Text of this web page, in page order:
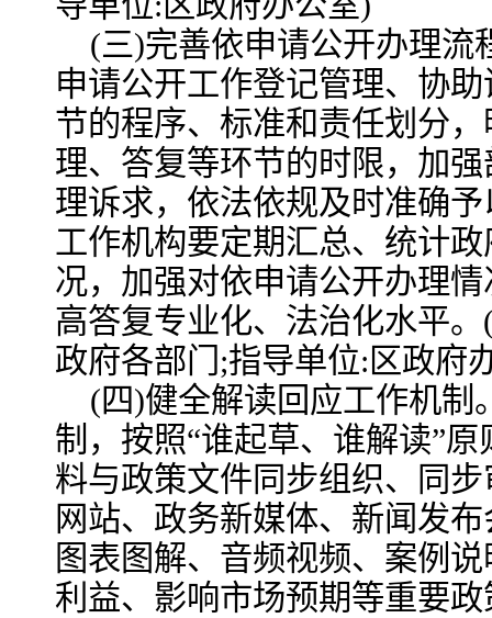
(三)完善依申请公开办理流
申请公开工作登记管理、协
节的程序、标准和责任划分
理、答复等环节的时限，加
理诉求，依法依规及时准确
工作机构要定期汇总、统计
况，加强对依申请公开办理
高答复专业化、法治化水平
政府各部门;指导单位:区政府
(四)健全解读回应工作机制
制，按照“谁起草、谁解读”
料与政策文件同步组织、同
网站、政务新媒体、新闻发
图表图解、音频视频、案例
利益、影响市场预期等重要